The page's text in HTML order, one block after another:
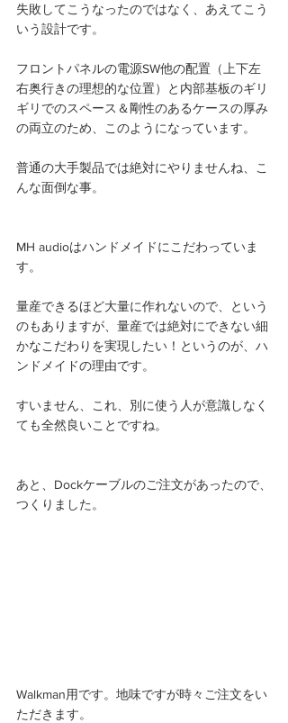
失敗してこうなったのではなく、あえてこう
いう設計です。
フロントパネルの電源SW他の配置（上下左
右奥行きの理想的な位置）と内部基板のギリ
ギリでのスペース＆剛性のあるケースの厚み
の両立のため、このようになっています。
普通の大手製品では絶対にやりませんね、こ
んな面倒な事。
MH audioはハンドメイドにこだわっていま
す。
量産できるほど大量に作れないので、という
のもありますが、量産では絶対にできない細
かなこだわりを実現したい！というのが、ハ
ンドメイドの理由です。
すいません、これ、別に使う人が意識しなく
ても全然良いことですね。
あと、Dockケーブルのご注文があったので、
つくりました。
Walkman用です。地味ですが時々ご注文をい
ただきます。